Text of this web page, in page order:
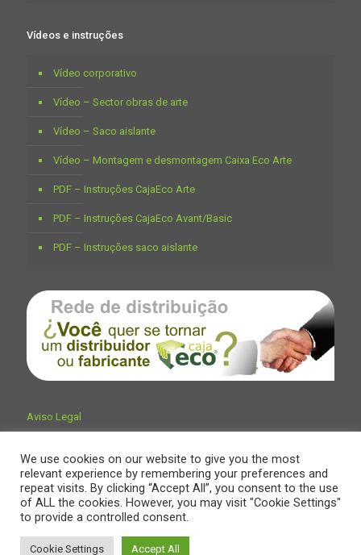
Vídeos e instruções
Vídeo corporativo
Vídeo – Sector obras de arte
Vídeo – Saco aislante
Vídeo – Montagem e desmontagem Caixa Eco Arte
PDF – Instruções CajaEco Arte
PDF – Instruções CajaEco Avant/Basic
PDF – Instruções saco aislante
Aviso Legal
© Encaja Embalajes & Trading
Localícenos cerca de Vd.
We use cookies on our website to give you the most
relevant experience by remembering your preferences and
repeat visits. By clicking “Accept All”, you consent to the use
of ALL the cookies. However, you may visit "Cookie Settings"
to provide a controlled consent.
Cookie Settings Accept All